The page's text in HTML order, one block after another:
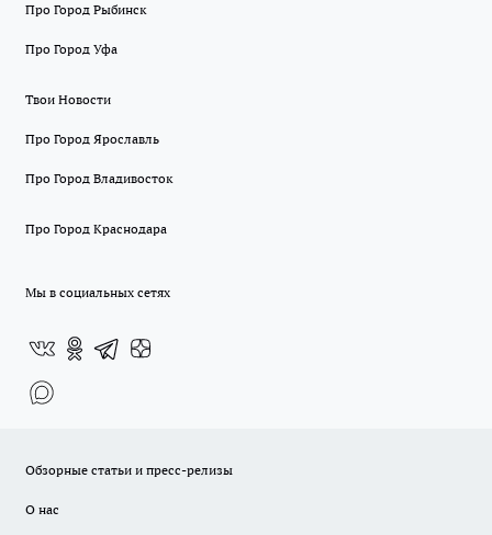
Про Город Рыбинск
Про Город Уфа
Твои Новости
Про Город Ярославль
Про Город Владивосток
Про Город Краснодара
Мы в социальных сетях
Обзорные статьи и пресс-релизы
О нас